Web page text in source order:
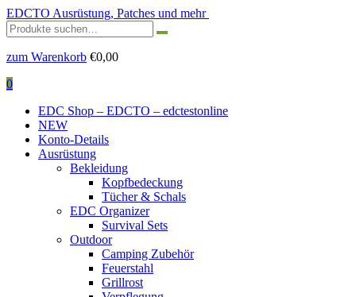
EDCTO Ausrüstung, Patches und mehr
Suchen
nach:
zum Warenkorb €0,00
0
EDC Shop – EDCTO – edctestonline
NEW
Konto-Details
Ausrüstung
Bekleidung
Kopfbedeckung
Tücher & Schals
EDC Organizer
Survival Sets
Outdoor
Camping Zubehör
Feuerstahl
Grillrost